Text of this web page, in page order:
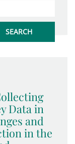
Data in
and
in the